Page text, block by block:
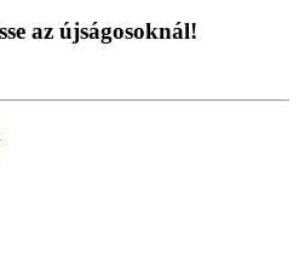
az újságosoknál!